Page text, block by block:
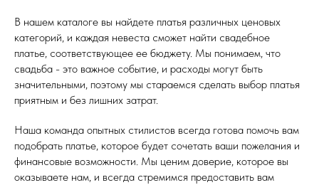
В нашем каталоге вы найдете платья различных ценовых
категорий, и каждая невеста сможет найти свадебное
платье, соответствующее ее бюджету. Мы понимаем, что
свадьба - это важное событие, и расходы могут быть
значительными, поэтому мы стараемся сделать выбор платья
приятным и без лишних затрат.
Наша команда опытных стилистов всегда готова помочь вам
подобрать платье, которое будет сочетать ваши пожелания и
финансовые возможности. Мы ценим доверие, которое вы
оказываете нам, и всегда стремимся предоставить вам